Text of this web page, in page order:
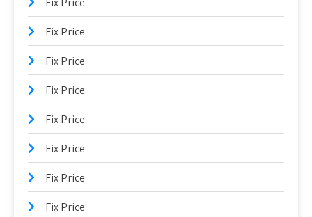
Fix Price
Fix Price
Fix Price
Fix Price
Fix Price
Fix Price
Fix Price